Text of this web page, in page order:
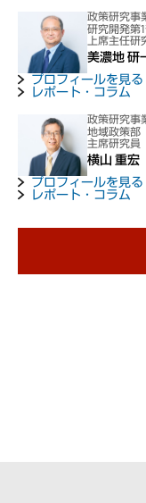
政策研究事
研究開発第
上席主任研
美濃地 研
プロフィールを見る
レポート・コラム
政策研究事
地域政策
主席研究員
横山 重宏
プロフィールを見る
レポート・コラム